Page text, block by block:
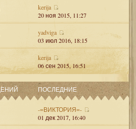
kerija
20 ноя 2015, 11:27
yadviga
03 июл 2016, 18:15
kerija
06 сен 2015, 16:51
ПОСЛЕДНИЕ
-=ВИКТОРИЯ=-
01 дек 2017, 16:40